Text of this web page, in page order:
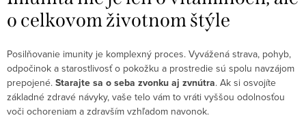
o celkovom životnom štýle
Posilňovanie imunity je komplexný proces. Vyvážená strava, pohyb,
odpočinok a starostlivosť o pokožku a prostredie sú spolu navzájom
prepojené. Starajte sa o seba zvonku aj zvnútra. Ak si osvojíte
základné zdravé návyky, vaše telo vám to vráti vyššou odolnosťou
voči ochoreniam a zdravším vzhľadom navonok.